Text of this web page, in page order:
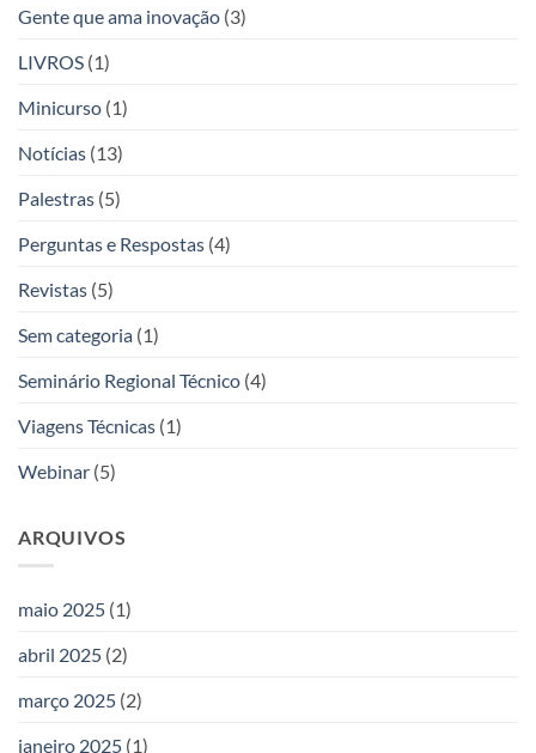
Gente que ama inovação (3)
LIVROS (1)
Minicurso (1)
Notícias (13)
Palestras (5)
Perguntas e Respostas (4)
Revistas (5)
Sem categoria (1)
Seminário Regional Técnico (4)
Viagens Técnicas (1)
Webinar (5)
ARQUIVOS
maio 2025 (1)
abril 2025 (2)
março 2025 (2)
janeiro 2025 (1)